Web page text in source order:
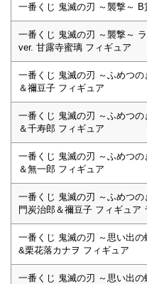
一番くじ 鬼滅の刃 ～襲撃～
一番くじ 鬼滅の刃 ～襲撃～
ver. ⽢露寺蜜璃 フィギュア
一番くじ 鬼滅の刃 ～ふめつ
＆禰⾖⼦ フィギュア
一番くじ 鬼滅の刃 ～ふめつ
＆千寿郎 フィギュア
一番くじ 鬼滅の刃 ～ふめつ
＆無⼀郎 フィギュア
一番くじ 鬼滅の刃 ～ふめつ
門炭治郎＆禰⾖⼦ フィギュア
一番くじ 鬼滅の刃 ～思い出
&栗花落カナヲ フィギュア
一番くじ 鬼滅の刃 ～思い出